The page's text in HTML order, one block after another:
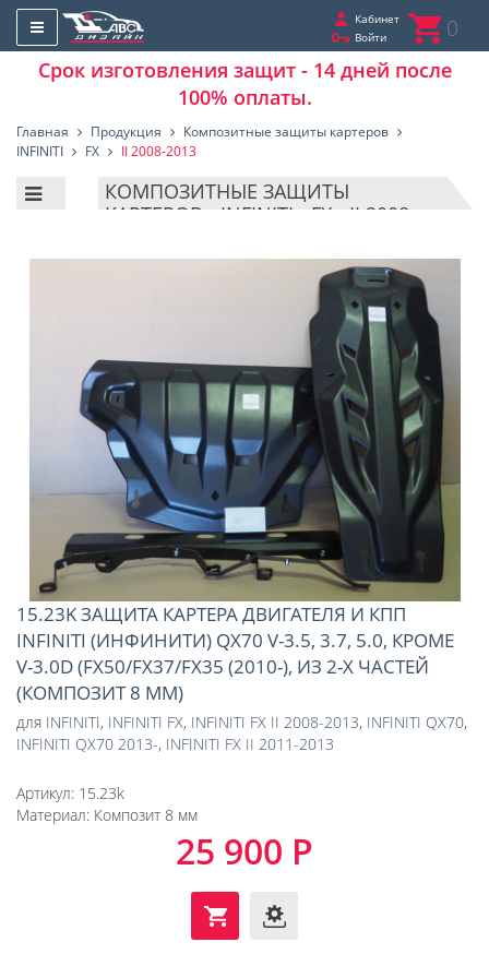
Кабинет
Войти
0
Срок изготовления защит - 14 дней после
100% оплаты.
Главная Продукция
Композитные защиты картеров
INFINITI
FX II 2008-2013
КОМПОЗИТНЫЕ ЗАЩИТЫ
КАРТЕРОВ - INFINITI - FX - II 2008-
15.23K ЗАЩИТА КАРТЕРА ДВИГАТЕЛЯ И КПП
INFINITI (ИНФИНИТИ) QX70 V-3.5, 3.7, 5.0, КРОМЕ
V-3.0D (FX50/FX37/FX35 (2010-), ИЗ 2-Х ЧАСТЕЙ
(КОМПОЗИТ 8 ММ)
для INFINITI, INFINITI FX, INFINITI FX II 2008-2013, INFINITI QX70,
INFINITI QX70 2013-, INFINITI FX II 2011-2013
Артикул: 15.23k
Материал: Композит 8 мм
25 900 Р